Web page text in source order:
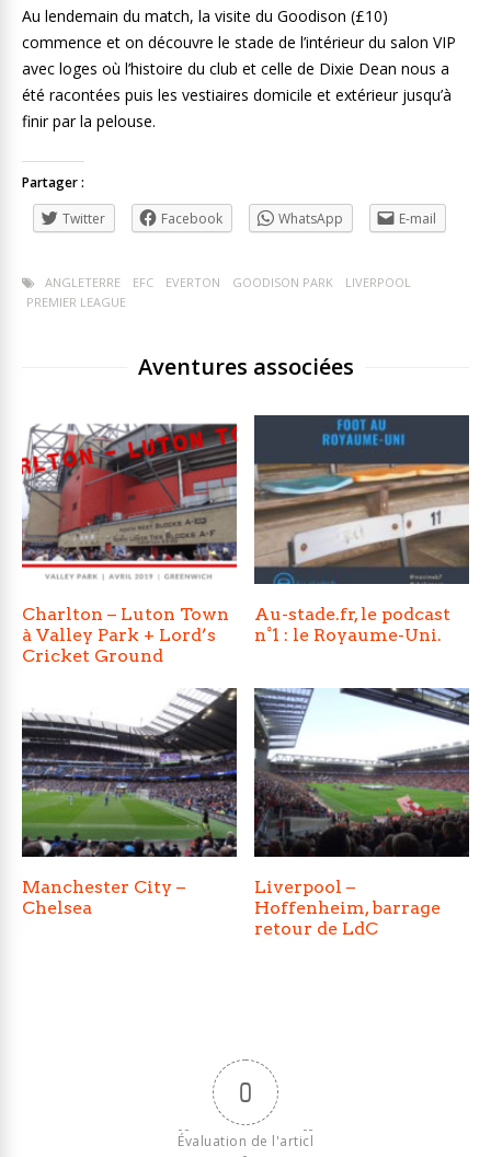
Au lendemain du match, la visite du Goodison (£10)
commence et on découvre le stade de l’intérieur du salon VIP
avec loges où l’histoire du club et celle de Dixie Dean nous a
été racontées puis les vestiaires domicile et extérieur jusqu’à
finir par la pelouse.
Partager :
Twitter
Facebook WhatsApp E-mail
ANGLETERRE EFC EVERTON GOODISON PARK
LIVERPOOL
PREMIER LEAGUE
Aventures associées
Charlton – Luton Town
à Valley Park + Lord’s
Cricket Ground
Au-stade.fr, le podcast
n°1 : le Royaume-Uni.
Manchester City –
Chelsea
Liverpool –
Hoffenheim, barrage
retour de LdC
0
Évaluation de l'articl